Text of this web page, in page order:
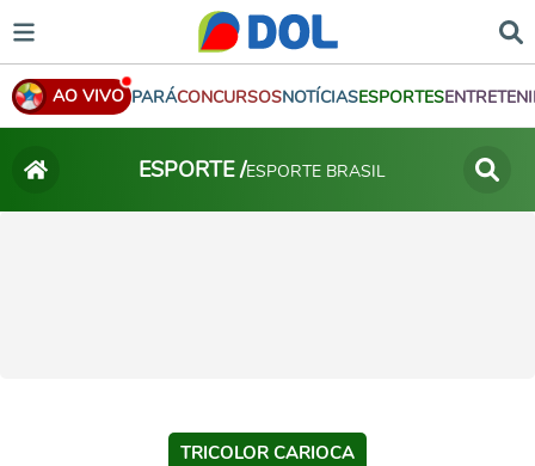
AO VIVO PARÁCONCURSOSNOTÍCIASESPORTES
ESPORTE /ESPORTE BRASIL
TRICOLOR CARIOCA